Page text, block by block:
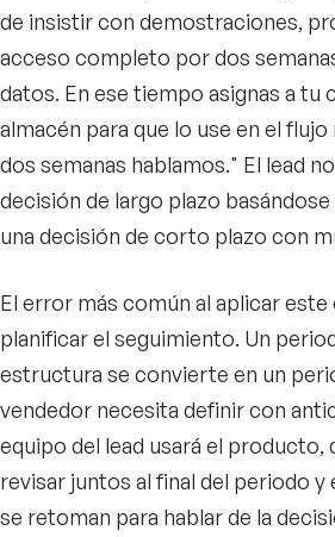
de insistir con demostraciones,
acceso completo por dos
datos. En ese tiempo asignas a tu
almacén para que lo use en el flujo
dos semanas hablamos." El lead
decisión de largo plazo
una decisión de corto plazo con
El error más común al aplicar este
planificar el seguimiento. Un
estructura se convierte en un
vendedor necesita definir con
equipo del lead usará el producto,
revisar juntos al final del periodo y
se retoman para hablar de la